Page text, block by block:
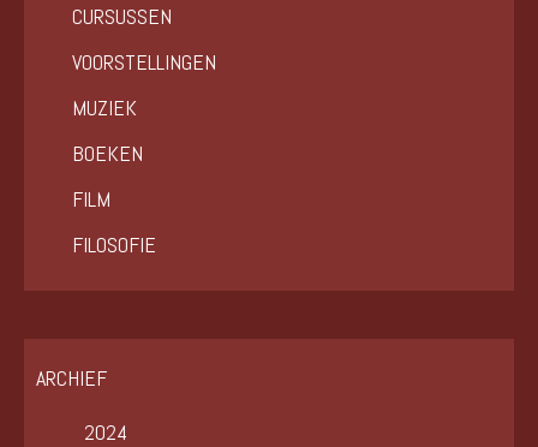
CURSUSSEN
VOORSTELLINGEN
MUZIEK
BOEKEN
FILM
FILOSOFIE
ARCHIEF
2024